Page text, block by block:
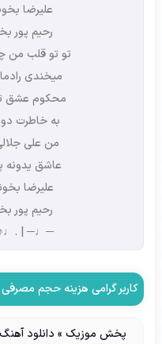
علیرضا
رحیم پور
تو تو قلب من
میخندی
محکوم عشق
به خاطرت
من علی
عاشق یدونه
علیرضا
رحیم پور
| ─♩─
کاربر گرامی هزینه حجم
پخش موزیک » دانلود آهنگ